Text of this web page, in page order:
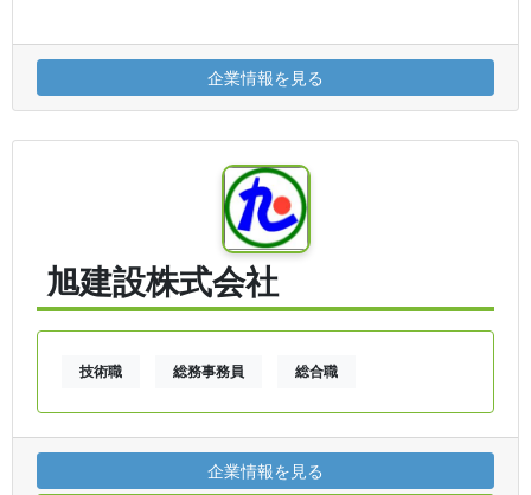
企業情報を見る
旭建設株式会社
技術職 総務事務員 総合職
企業情報を見る